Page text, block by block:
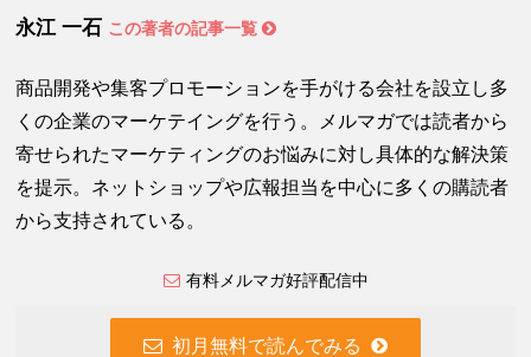
永江 一石 この著者の記事一覧
商品開発や集客プロモーションを手がける会社を設立し多
くの企業のマーケテイングを行う。メルマガでは読者から
寄せられたマーケティングのお悩みに対し具体的な解決策
を提示。ネットショップや広報担当を中心に多くの購読者
から支持されている。
有料メルマガ好評配信中
初月無料で読んでみる